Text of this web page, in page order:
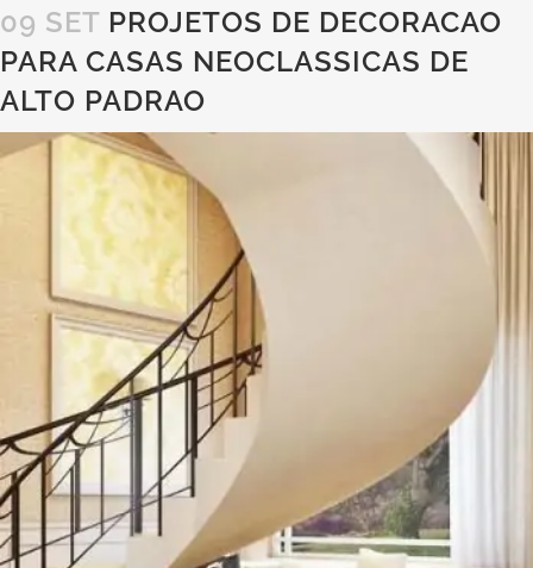
09 SET PROJETOS DE DECORACAO
PARA CASAS NEOCLASSICAS DE
ALTO PADRAO